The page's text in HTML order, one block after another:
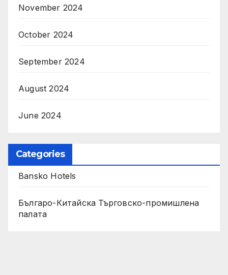
November 2024
October 2024
September 2024
August 2024
June 2024
Categories
Bansko Hotels
Българо-Китайска Търговско-промишлена
палaта